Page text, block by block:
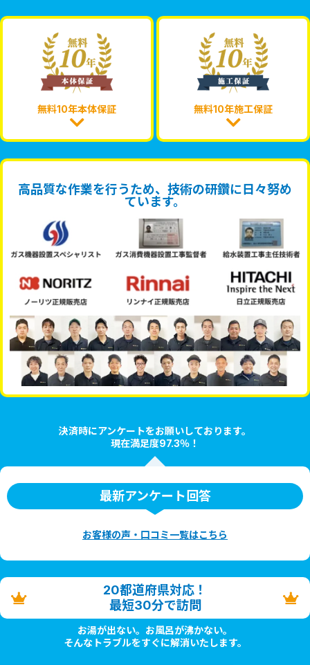
無料10年本体保証 無料10年施工保証
高品質な作業を行うため、技術の研鑽に日々努め
ています。
決済時にアンケートをお願いしております。
現在満足度97.3％！
最新アンケート回答
お客様の声・口コミ一覧はこちら
20都道府県対応！
最短30分で訪問
お湯が出ない。お風呂が沸かない。
そんなトラブルをすぐに解消いたします。